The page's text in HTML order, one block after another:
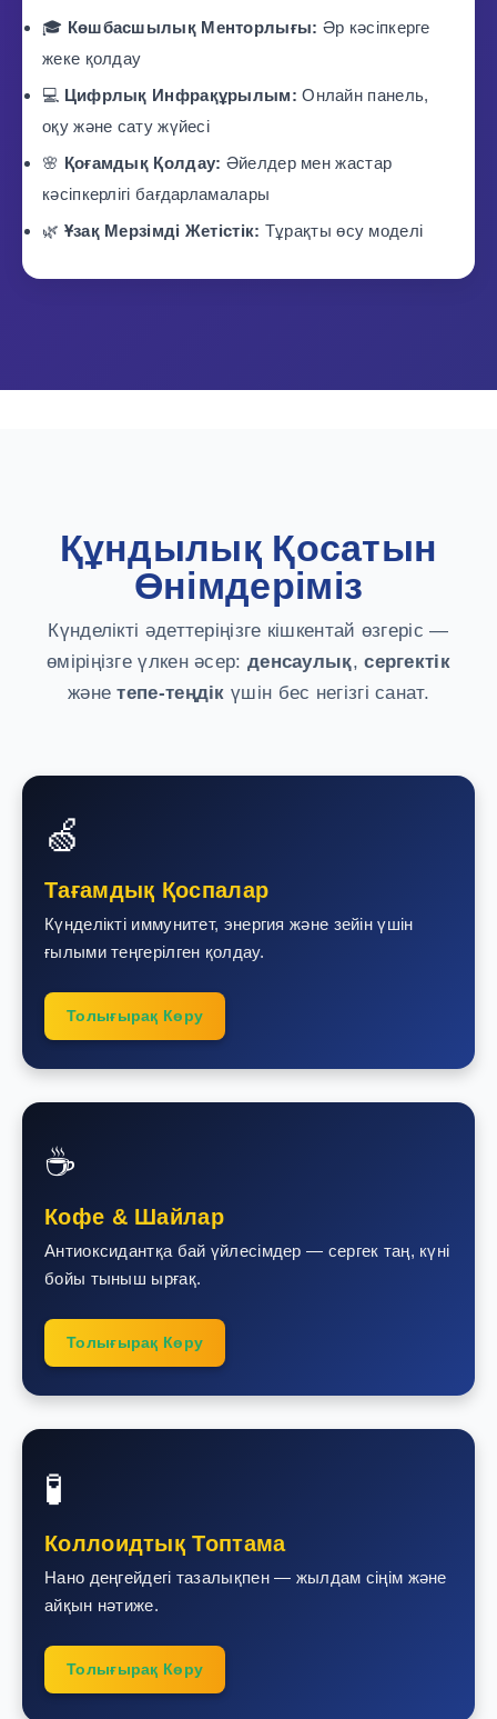
🎓 Көшбасшылық Менторлығы: Әр кәсіпкерге
жеке қолдау
💻 Цифрлық Инфрақұрылым: Онлайн панель,
оқу және сату жүйесі
🌸 Қоғамдық Қолдау: Әйелдер мен жастар
кәсіпкерлігі бағдарламалары
🌿 Ұзақ Мерзімді Жетістік: Тұрақты өсу моделі
Құндылық Қосатын
Өнімдеріміз
Күнделікті әдеттеріңізге кішкентай өзгеріс —
өміріңізге үлкен әсер: денсаулық,сергектік
жәнетепе-теңдік үшін бес негізгі санат.
🍏
Тағамдық Қоспалар
Күнделікті иммунитет, энергия және зейін үшін
ғылыми теңгерілген қолдау.
Толығырақ Көру
☕
Кофе & Шайлар
Антиоксидантқа бай үйлесімдер — сергек таң, күні
бойы тыныш ырғақ.
Толығырақ Көру
🧪
Коллоидтық Топтама
Нано деңгейдегі тазалықпен — жылдам сіңім және
айқын нәтиже.
Толығырақ Көру